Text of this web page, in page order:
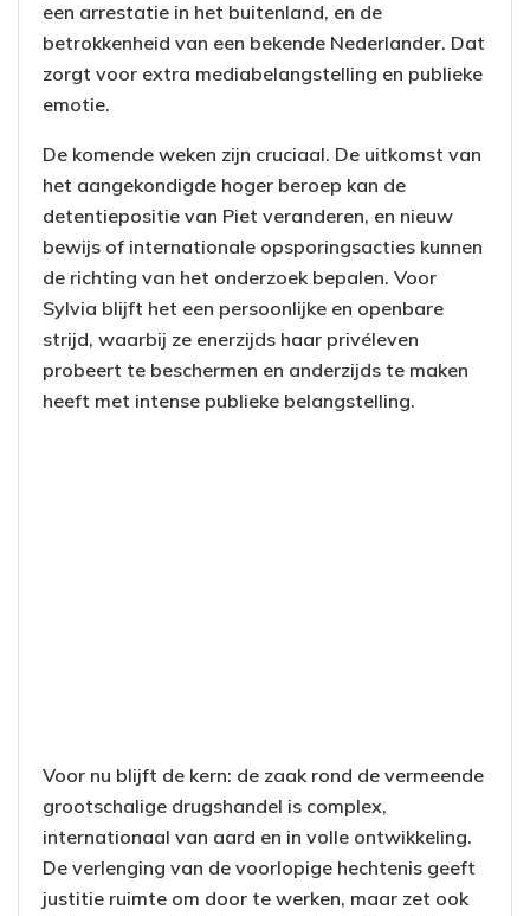
een arrestatie in het buitenland, en de
betrokkenheid van een bekende Nederlander. Dat
zorgt voor extra mediabelangstelling en publieke
emotie.
De komende weken zijn cruciaal. De uitkomst van
het aangekondigde hoger beroep kan de
detentiepositie van Piet veranderen, en nieuw
bewijs of internationale opsporingsacties kunnen
de richting van het onderzoek bepalen. Voor
Sylvia blijft het een persoonlijke en openbare
strijd, waarbij ze enerzijds haar privéleven
probeert te beschermen en anderzijds te maken
heeft met intense publieke belangstelling.
Voor nu blijft de kern: de zaak rond de vermeende
grootschalige drugshandel is complex,
internationaal van aard en in volle ontwikkeling.
De verlenging van de voorlopige hechtenis geeft
justitie ruimte om door te werken, maar zet ook